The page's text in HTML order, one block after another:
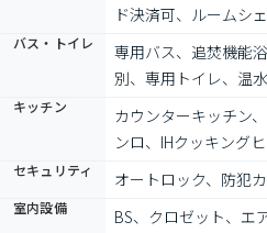
ド決済可、ルームシ
バス・トイレ
専用バス、追焚機能
別、専用トイレ、温
キッチン
カウンターキッチン
ンロ、IHクッキング
セキュリティ オートロック、防犯
室内設備
BS、クロゼット、エ